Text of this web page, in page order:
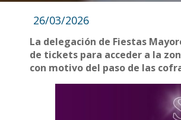
26/03/2026
La delegación de Fiestas
de tickets para acceder a la
con motivo del paso de las